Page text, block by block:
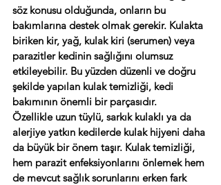
söz konusu olduğunda, onların bu
bakımlarına destek olmak gerekir. Kulakta
biriken kir, yağ, kulak kiri (serumen) veya
parazitler kedinin sağlığını olumsuz
etkileyebilir. Bu yüzden düzenli ve doğru
şekilde yapılan kulak temizliği, kedi
bakımının önemli bir parçasıdır.
Özellikle uzun tüylü, sarkık kulaklı ya da
alerjiye yatkın kedilerde kulak hijyeni daha
da büyük bir önem taşır. Kulak temizliği,
hem parazit enfeksiyonlarını önlemek hem
de mevcut sağlık sorunlarını erken fark